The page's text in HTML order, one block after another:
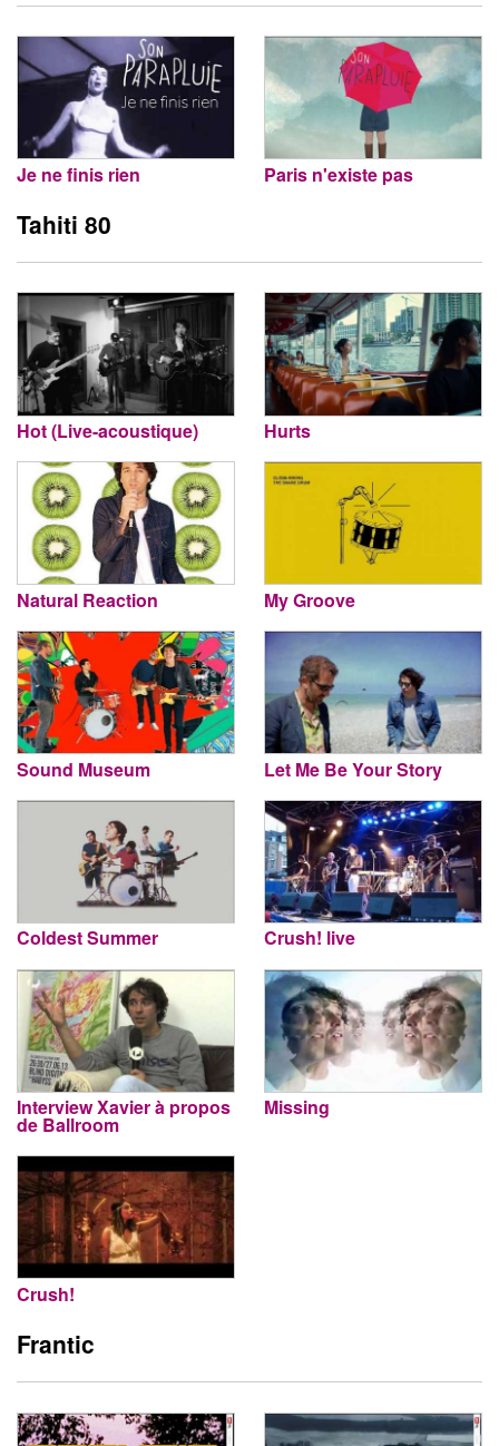
Je ne finis rien Paris n'existe pas
Tahiti 80
Hot (Live-acoustique) Hurts
Natural Reaction My Groove
Sound Museum Let Me Be Your Story
Coldest Summer Crush! live
Interview Xavier à propos
de Ballroom
Missing
Crush!
Frantic